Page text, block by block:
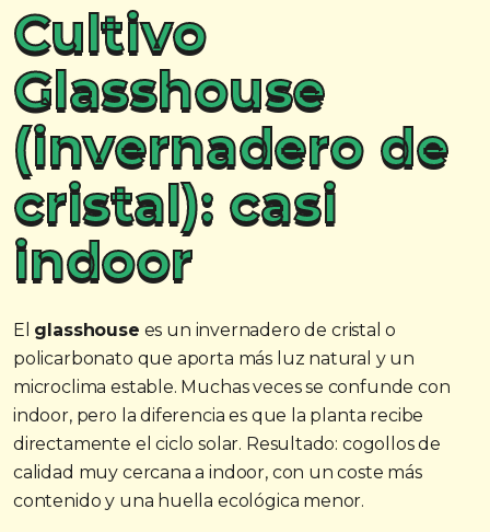
Cultivo
Glasshouse
(invernadero de
cristal): casi
indoor
El glasshouse es un invernadero de cristal o
policarbonato que aporta más luz natural y un
microclima estable. Muchas veces se confunde con
indoor, pero la diferencia es que la planta recibe
directamente el ciclo solar. Resultado: cogollos de
calidad muy cercana a indoor, con un coste más
contenido y una huella ecológica menor.